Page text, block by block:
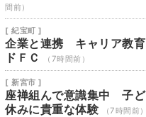
間前）
[ 紀宝町 ]
企業と連携 キャリア教
ドＦＣ
（7時間前）
[ 新宮市 ]
座禅組んで意識集中 子
休みに貴重な体験
（7時間前）